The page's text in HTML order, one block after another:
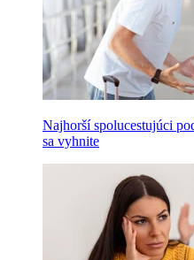
Najhorší spolucestujúci
sa vyhnite